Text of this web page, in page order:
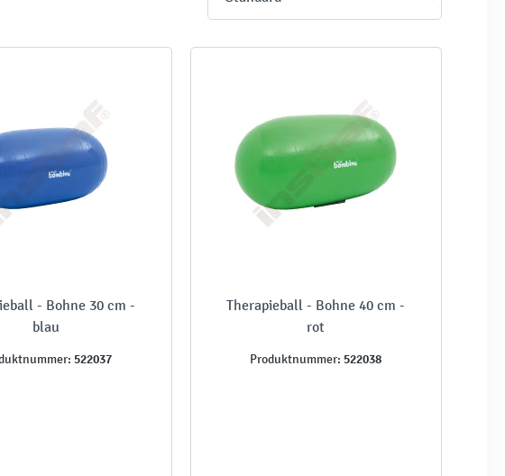
- Bohne 30 cm -
blau
522037
Therapieball - Bohne 40 cm -
rot
Produktnummer: 522038